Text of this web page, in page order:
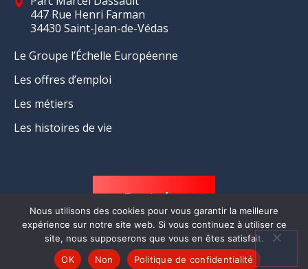
447 Rue Henri Farman
34430 Saint-Jean-de-Védas
Le Groupe l’Échelle Européenne
Les offres d’emploi
Les métiers
Les histoires de vie
Postuler
Nous utilisons des cookies pour vous garantir la meilleure
expérience sur notre site web. Si vous continuez à utiliser ce
site, nous supposerons que vous en êtes satisfait.
OK
Non Politique de confidentialité